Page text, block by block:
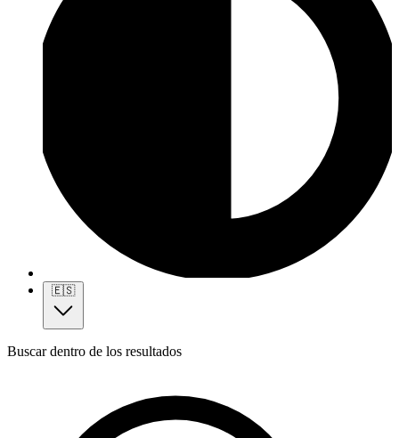
🇪🇸
Buscar dentro de los resultados